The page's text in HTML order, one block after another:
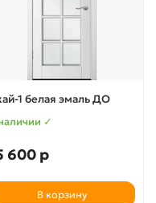
1 белая эмаль ДО
✓
600 р
В корзину